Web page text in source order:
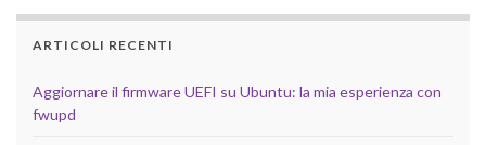
ARTICOLI RECENTI
Aggiornare il firmware UEFI su Ubuntu: la mia esperienza con
fwupd